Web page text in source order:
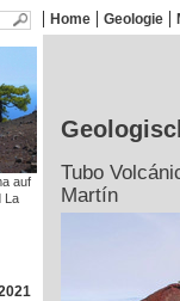
Home Geologie
auf
La
Tubo
Martín